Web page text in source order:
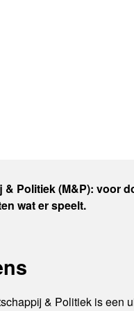
& Politiek (M&P): voor
wat er speelt.
& Politiek is een